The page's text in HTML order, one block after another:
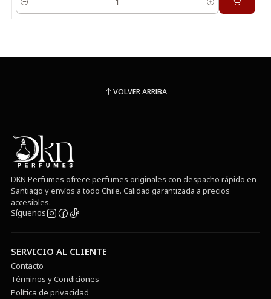
Cantidad
VOLVER ARRIBA
DKN Perfumes ofrece perfumes originales con despacho rápido en
Santiago y envíos a todo Chile. Calidad garantizada a precios
accesibles.
Síguenos
SERVICIO AL CLIENTE
Contacto
Términos y Condiciones
Política de privacidad